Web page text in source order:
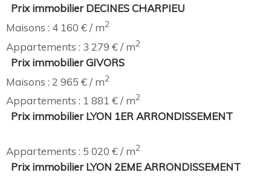
Prix immobilier DECINES CHARPIEU
Maisons : 4 160 € / m2
Appartements : 3 279 € / m2
Prix immobilier GIVORS
Maisons : 2 965 € / m2
Appartements : 1 881 € / m2
Prix immobilier LYON 1ER ARRONDISSEMENT
Appartements : 5 020 € / m2
Prix immobilier LYON 2EME ARRONDISSEMENT